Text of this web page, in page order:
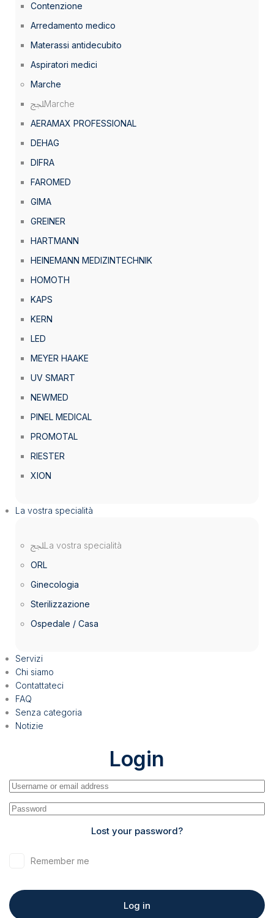
Contenzione
Arredamento medico
Materassi antidecubito
Aspiratori medici
Marche
Marche
AERAMAX PROFESSIONAL
DEHAG
DIFRA
FAROMED
GIMA
GREINER
HARTMANN
HEINEMANN MEDIZINTECHNIK
HOMOTH
KAPS
KERN
LED
MEYER HAAKE
UV SMART
NEWMED
PINEL MEDICAL
PROMOTAL
RIESTER
XION
La vostra specialità
La vostra specialità
ORL
Ginecologia
Sterilizzazione
Ospedale / Casa
Servizi
Chi siamo
Contattateci
FAQ
Senza categoria
Notizie
Login
Lost your password?
Remember me
Log in